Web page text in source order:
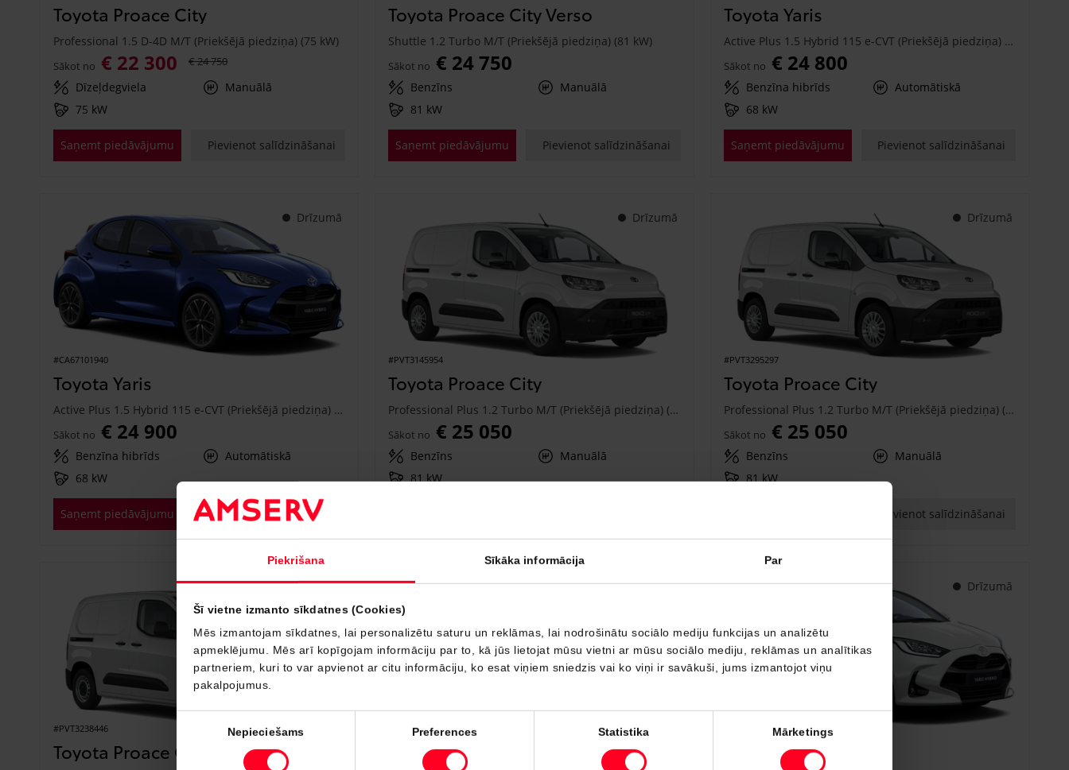
Piekrišana Sīkāka informācija Par
Šī vietne izmanto sīkdatnes (Cookies)
Mēs izmantojam sīkdatnes, lai personalizētu saturu un reklāmas, lai nodrošinātu sociālo mediju funkcijas un analizētu
apmeklējumu. Mēs arī kopīgojam informāciju par to, kā jūs lietojat mūsu vietni ar mūsu sociālo mediju, reklāmas un analītikas
partneriem, kuri to var apvienot ar citu informāciju, ko esat viņiem sniedzis vai ko viņi ir savākuši, jums izmantojot viņu
pakalpojumus.
Piekrišanas
Nepieciešams Preferences Statistika Mārketings
Toyota Proace City
Professional 1.5 D-4D M/T (Priekšējā piedziņa) (75 kW)
Sākot no € 22 300 € 24 750
Dīzeļdegviela
Manuālā
75 kW
Saņemt piedāvājumu Pievienot salīdzināšanai
Toyota Proace City Verso
Shuttle 1.2 Turbo M/T (Priekšējā piedziņa) (81 kW)
Sākot no € 24 750
Benzīns
Manuālā
81 kW
Saņemt piedāvājumu Pievienot salīdzināšanai
Toyota Yaris
Active Plus 1.5 Hybrid 115 e-CVT (Priekšējā piedziņa) (68 kW)
Sākot no € 24 800
Benzīna hibrīds
Automātiskā
68 kW
Saņemt piedāvājumu Pievienot salīdzināšanai
Drīzumā
#CA67101940
Toyota Yaris
Active Plus 1.5 Hybrid 115 e-CVT (Priekšējā piedziņa) (68 kW)
Sākot no € 24 900
Benzīna hibrīds
Automātiskā
68 kW
Saņemt piedāvājumu Pievienot salīdzināšanai
Drīzumā
#PVT3145954
Toyota Proace City
Professional Plus 1.2 Turbo M/T (Priekšējā piedziņa) (81 kW)
Sākot no € 25 050
Benzīns
Manuālā
81 kW
Drīzumā
#PVT3295297
Toyota Proace City
Professional Plus 1.2 Turbo M/T (Priekšējā piedziņa) (81 kW)
Sākot no € 25 050
Benzīns
Manuālā
81 kW
Pievienot salīdzināšanai
Drīzumā
#PVT3238446
Toyota Proace City
Drīzumā
#PVT3295748
Toyota Proace City Verso
Drīzumā
#CA86778840
Toyota Yaris